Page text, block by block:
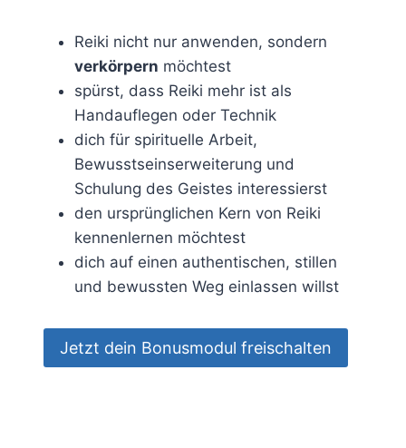
Reiki nicht nur anwenden, sondern
verkörpern möchtest
spürst, dass Reiki mehr ist als
Handauflegen oder Technik
dich für spirituelle Arbeit,
Bewusstseinserweiterung und
Schulung des Geistes interessierst
den ursprünglichen Kern von Reiki
kennenlernen möchtest
dich auf einen authentischen, stillen
und bewussten Weg einlassen willst
Jetzt dein Bonusmodul freischalten